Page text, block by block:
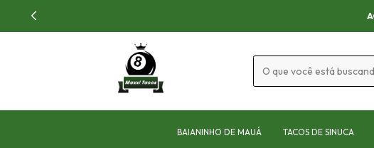
BAIANINHO DE MAUÁ TACOS DE SINUCA